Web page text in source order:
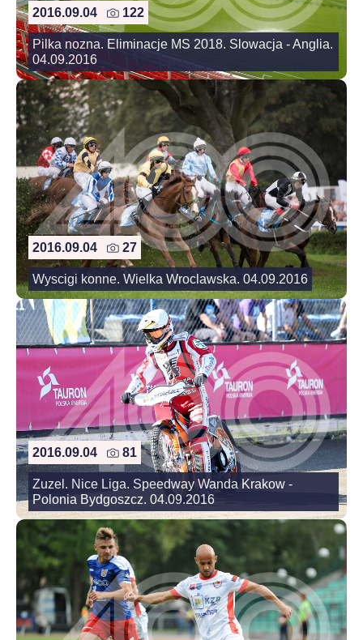
2016.09.04 122
Pilka nozna. Eliminacje MS 2018. Slowacja - Anglia.
04.09.2016
2016.09.04 27
Wyscigi konne. Wielka Wroclawska. 04.09.2016
2016.09.04 81
Zuzel. Nice Liga. Speedway Wanda Krakow -
Polonia Bydgoszcz. 04.09.2016